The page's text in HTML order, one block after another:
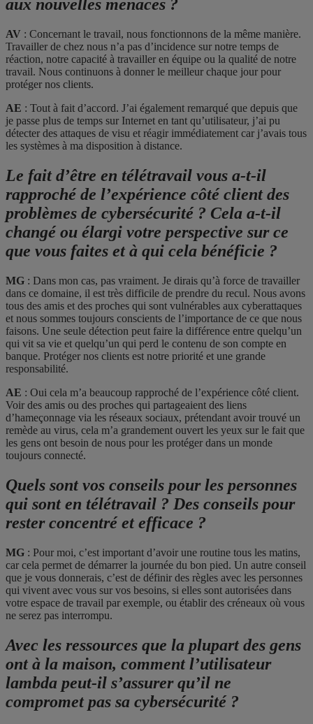
aux nouvelles menaces ?
AV : Concernant le travail, nous fonctionnons de la même manière.
Travailler de chez nous n’a pas d’incidence sur notre temps de
réaction, notre capacité à travailler en équipe ou la qualité de notre
travail. Nous continuons à donner le meilleur chaque jour pour
protéger nos clients.
AE : Tout à fait d’accord. J’ai également remarqué que depuis que
je passe plus de temps sur Internet en tant qu’utilisateur, j’ai pu
détecter des attaques de visu et réagir immédiatement car j’avais tous
les systèmes à ma disposition à distance.
Le fait d’être en télétravail vous a-t-il
rapproché de l’expérience côté client des
problèmes de cybersécurité ? Cela a-t-il
changé ou élargi votre perspective sur ce
que vous faites et à qui cela bénéficie ?
MG : Dans mon cas, pas vraiment. Je dirais qu’à force de travailler
dans ce domaine, il est très difficile de prendre du recul. Nous avons
tous des amis et des proches qui sont vulnérables aux cyberattaques
et nous sommes toujours conscients de l’importance de ce que nous
faisons. Une seule détection peut faire la différence entre quelqu’un
qui vit sa vie et quelqu’un qui perd le contenu de son compte en
banque. Protéger nos clients est notre priorité et une grande
responsabilité.
AE : Oui cela m’a beaucoup rapproché de l’expérience côté client.
Voir des amis ou des proches qui partageaient des liens
d’hameçonnage via les réseaux sociaux, prétendant avoir trouvé un
remède au virus, cela m’a grandement ouvert les yeux sur le fait que
les gens ont besoin de nous pour les protéger dans un monde
toujours connecté.
Quels sont vos conseils pour les personnes
qui sont en télétravail ? Des conseils pour
rester concentré et efficace ?
MG : Pour moi, c’est important d’avoir une routine tous les matins,
car cela permet de démarrer la journée du bon pied. Un autre conseil
que je vous donnerais, c’est de définir des règles avec les personnes
qui vivent avec vous sur vos besoins, si elles sont autorisées dans
votre espace de travail par exemple, ou établir des créneaux où vous
ne serez pas interrompu.
Avec les ressources que la plupart des gens
ont à la maison, comment l’utilisateur
lambda peut-il s’assurer qu’il ne
compromet pas sa cybersécurité ?